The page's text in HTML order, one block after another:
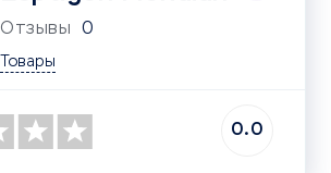
Отзывы 0
Товары
0.0